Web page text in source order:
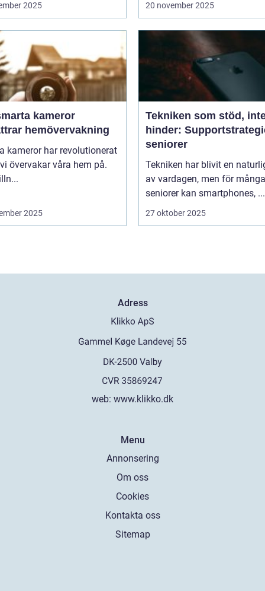
2025 20 november 2025
kameror
hemövervakning
kameror har revolutionerat
övervakar våra hem på.
2025
Tekniken som stöd,
hinder:
seniorer
Tekniken har blivit en
av vardagen, men för många
seniorer kan smartphones, ...
27 oktober 2025
Adress
web: www.klikko.dk
Menu
Annonsering
Om oss
Cookies
Kontakta oss
Sitemap